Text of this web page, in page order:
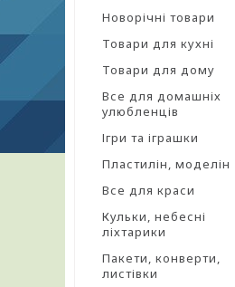
Новорічні товари
Товари для кухні
Товари для дому
Все для домашніх
улюбленців
Ігри та іграшки
Пластилін, моделін
Все для краси
Кульки, небесні
ліхтарики
Пакети, конверти,
листівки